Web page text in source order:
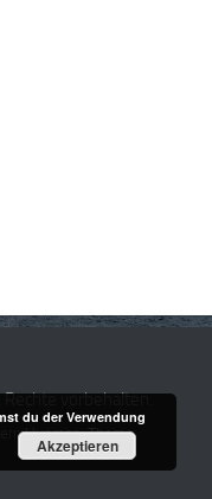
vorbehalten.
Hueman-Theme
du der Verwendung
Akzeptieren